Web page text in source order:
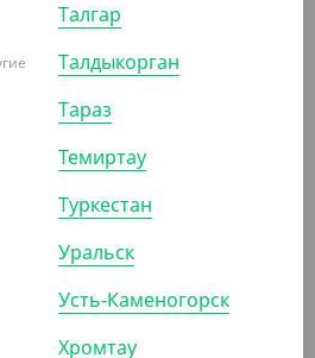
упаковке, 1000 штук/уп
Талгар
Талдыкорган
Тараз
Темиртау
Туркестан
Уральск
Усть-Каменогорск
Хромтау